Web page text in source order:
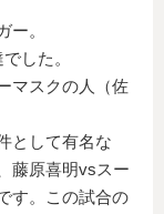
ー。
した。
マスクの人（佐
として有名な
藤原喜明vsスー
す。この試合の